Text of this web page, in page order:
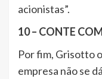
acionistas”.
10 – CONTE
Por fim, Grisotto
empresa não se